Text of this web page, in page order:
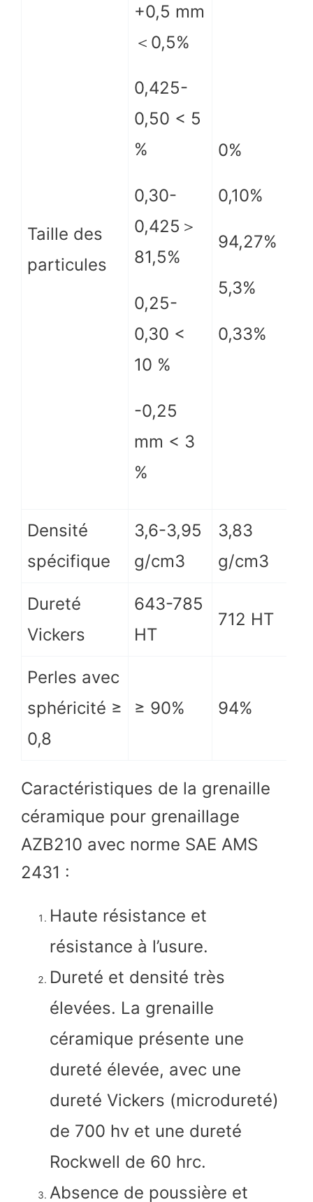
Taille des
particules
+0,5 mm
＜0,5%
0,425-
0,50 < 5
%
0,30-
0,425＞
81,5%
0,25-
0,30 <
10 %
-0,25
mm < 3
%
0%
0,10%
94,27%
5,3%
0,33%
Densité
spécifique
3,6-3,95
g/cm3
3,83
g/cm3
Dureté
Vickers
643-785
HT
712 HT
Perles avec
sphéricité ≥
0,8
≥ 90% 94%
Caractéristiques de la grenaille
céramique pour grenaillage
AZB210 avec norme SAE AMS
2431 :
Haute résistance et
résistance à l’usure.
Dureté et densité très
élevées. La grenaille
céramique présente une
dureté élevée, avec une
dureté Vickers (microdureté)
de 700 hv et une dureté
Rockwell de 60 hrc.
Absence de poussière et